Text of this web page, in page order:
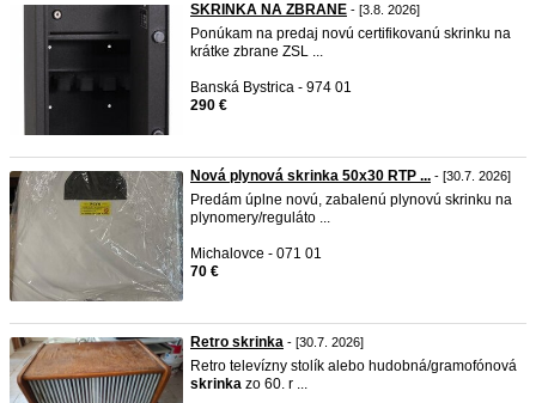
SKRINKA NA ZBRANE - [3.8. 2026]
Ponúkam na predaj novú certifikovanú skrinku na
krátke zbrane ZSL ...
Banská Bystrica - 974 01
290 €
Nová plynová skrinka 50x30 RTP ... - [30.7. 2026]
Predám úplne novú, zabalenú plynovú skrinku na
plynomery/reguláto ...
Michalovce - 071 01
70 €
Retro skrinka - [30.7. 2026]
Retro televízny stolík alebo hudobná/gramofónová
skrinka zo 60. r ...